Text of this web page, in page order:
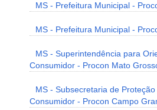
MS - Prefeitura Municipal -
MS - Prefeitura Municipal -
MS - Superintendência para
Consumidor - Procon Mato
MS - Subsecretaria de
Consumidor - Procon Campo